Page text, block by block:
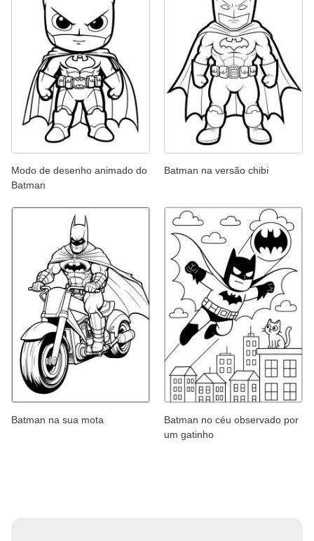
Modo de desenho animado do
Batman
Batman na versão chibi
Batman na sua mota
Batman no céu observado por
um gatinho